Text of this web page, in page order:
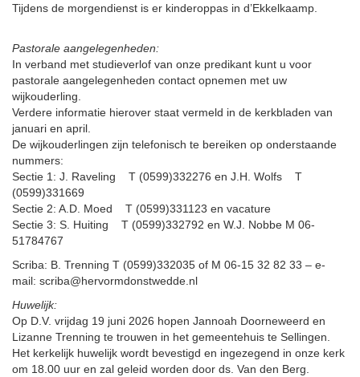
Tijdens de morgendienst is er kinderoppas in d’Ekkelkaamp.
Pastorale aangelegenheden:
In verband met studieverlof van onze predikant kunt u voor
pastorale aangelegenheden contact opnemen met uw
wijkouderling.
Verdere informatie hierover staat vermeld in de kerkbladen van
januari en april.
De wijkouderlingen zijn telefonisch te bereiken op onderstaande
nummers:
Sectie 1: J. Raveling T (0599)332276 en J.H. Wolfs T
(0599)331669
Sectie 2: A.D. Moed T (0599)331123 en vacature
Sectie 3: S. Huiting T (0599)332792 en W.J. Nobbe M 06-
51784767
Scriba: B. Trenning T (0599)332035 of M 06-15 32 82 33 – e-
mail: scriba@hervormdonstwedde.nl
Huwelijk:
Op D.V. vrijdag 19 juni 2026 hopen Jannoah Doorneweerd en
Lizanne Trenning te trouwen in het gemeentehuis te Sellingen.
Het kerkelijk huwelijk wordt bevestigd en ingezegend in onze kerk
om 18.00 uur en zal geleid worden door ds. Van den Berg.